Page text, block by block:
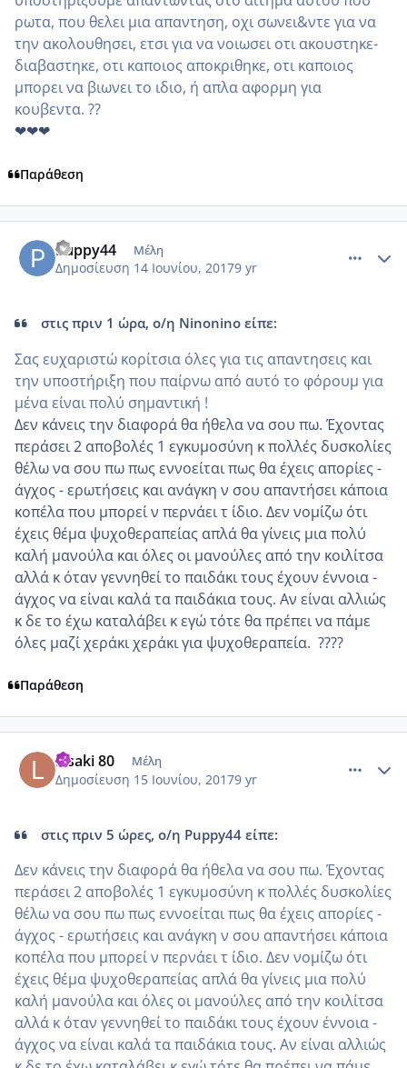
ρωτα, που θελει μια απαντηση, οχι σωνει&ντε για να
την ακολουθησει, ετσι για να νοιωσει οτι ακουστηκε-
διαβαστηκε, οτι καποιος αποκριθηκε, οτι καποιος
μπορει να βιωνει το ιδιο, ή απλα αφορμη για
κουβεντα. ??
❤❤❤
Παράθεση
Puppy44 Μέλη
Δημοσίευση 14 Ιουνίου, 20179 yr
στις πριν 1 ώρα, ο/η Ninonino είπε:
Σας ευχαριστώ κορίτσια όλες για τις απαντησεις και
την υποστήριξη που παίρνω από αυτό το φόρουμ για
μένα είναι πολύ σημαντική !
Δεν κάνεις την διαφορά θα ήθελα να σου πω. Έχοντας
περάσει 2 αποβολές 1 εγκυμοσύνη κ πολλές δυσκολίες
θέλω να σου πω πως εννοείται πως θα έχεις απορίες -
άγχος - ερωτήσεις και ανάγκη ν σου απαντήσει κάποια
κοπέλα που μπορεί ν περνάει τ ίδιο. Δεν νομίζω ότι
έχεις θέμα ψυχοθεραπείας απλά θα γίνεις μια πολύ
καλή μανούλα και όλες οι μανούλες από την κοιλίτσα
αλλά κ όταν γεννηθεί το παιδάκι τους έχουν έννοια -
άγχος να είναι καλά τα παιδάκια τους. Αν είναι αλλιώς
κ δε το έχω καταλάβει κ εγώ τότε θα πρέπει να πάμε
όλες μαζί χεράκι χεράκι για ψυχοθεραπεία. ????
Παράθεση
Lisaki 80 Μέλη
Δημοσίευση 15 Ιουνίου, 20179 yr
στις πριν 5 ώρες, ο/η Puppy44 είπε:
Δεν κάνεις την διαφορά θα ήθελα να σου πω. Έχοντας
περάσει 2 αποβολές 1 εγκυμοσύνη κ πολλές δυσκολίες
θέλω να σου πω πως εννοείται πως θα έχεις απορίες -
άγχος - ερωτήσεις και ανάγκη ν σου απαντήσει κάποια
κοπέλα που μπορεί ν περνάει τ ίδιο. Δεν νομίζω ότι
έχεις θέμα ψυχοθεραπείας απλά θα γίνεις μια πολύ
καλή μανούλα και όλες οι μανούλες από την κοιλίτσα
αλλά κ όταν γεννηθεί το παιδάκι τους έχουν έννοια -
άγχος να είναι καλά τα παιδάκια τους. Αν είναι αλλιώς